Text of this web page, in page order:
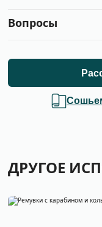
Вопросы
ДРУГОЕ